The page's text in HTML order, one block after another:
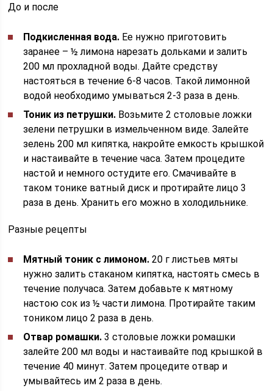
До и после
Подкисленная вода. Ее нужно приготовить
заранее – ½ лимона нарезать дольками и залить
200 мл прохладной воды. Дайте средству
настояться в течение 6-8 часов. Такой лимонной
водой необходимо умываться 2-3 раза в день.
Тоник из петрушки. Возьмите 2 столовые ложки
зелени петрушки в измельченном виде. Залейте
зелень 200 мл кипятка, накройте емкость крышкой
и настаивайте в течение часа. Затем процедите
настой и немного остудите его. Смачивайте в
таком тонике ватный диск и протирайте лицо 3
раза в день. Хранить его можно в холодильнике.
Разные рецепты
Мятный тоник с лимоном. 20 г листьев мяты
нужно залить стаканом кипятка, настоять смесь в
течение получаса. Затем добавьте к мятному
настою сок из ½ части лимона. Протирайте таким
тоником лицо 2 раза в день.
Отвар ромашки. 3 столовые ложки ромашки
залейте 200 мл воды и настаивайте под крышкой в
течение 40 минут. Затем процедите отвар и
умывайтесь им 2 раза в день.